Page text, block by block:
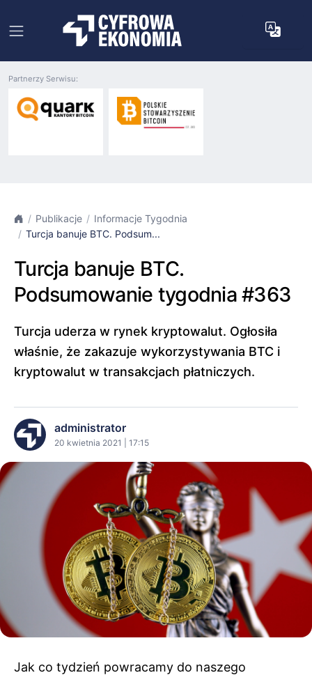
Partnerzy Serwisu:
Publikacje
Informacje Tygodnia
Turcja banuje BTC. Podsum...
Turcja banuje BTC.
Podsumowanie tygodnia #363
Turcja uderza w rynek kryptowalut. Ogłosiła
właśnie, że zakazuje wykorzystywania BTC i
kryptowalut w transakcjach płatniczych.
administrator
20 kwietnia 2021 | 17:15
Jak co tydzień powracamy do naszego